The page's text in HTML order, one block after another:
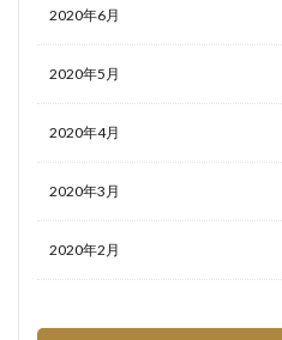
2020年6月
2020年5月
2020年4月
2020年3月
2020年2月